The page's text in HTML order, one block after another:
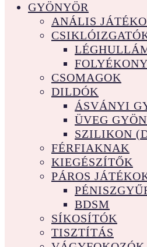
GYÖNYÖR
ANÁLIS
CSOMAGOK
DILDÓK
ÁSVÁNYI
ÜVEG
SZILIKON
FÉRFIAKNAK
KIEGÉSZÍTŐK
PÁROS
BDSM
SÍKOSÍTÓK
TISZTÍTÁS